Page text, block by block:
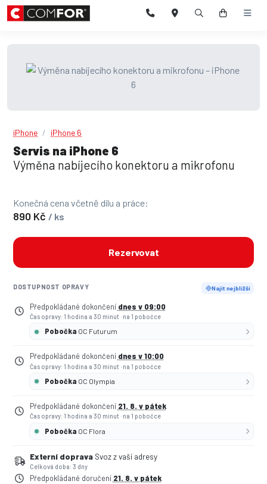
iPhone iPhone 6
Servis na iPhone 6
Výměna nabíjecího konektoru a mikrofonu
Konečná cena včetně dílu a práce:
890 Kč / ks
Rezervovat
DOSTUPNOST OPRAVY Najít nejbližší
Předpokládané dokončení dnes v 09:00
Čas opravy: 1 hodina a 30 minut · na 1 pobočce
Pobočka OC Futurum
Předpokládané dokončení dnes v 10:00
Čas opravy: 1 hodina a 30 minut · na 1 pobočce
Pobočka OC Olympia
Předpokládané dokončení 21. 8. v pátek
Čas opravy: 1 hodina a 30 minut · na 1 pobočce
Pobočka OC Flora
Externí doprava Svoz z vaší adresy
Celková doba: 3 dny
Předpokládané doručení 21. 8. v pátek